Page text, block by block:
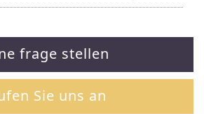
frage stellen
Sie uns an